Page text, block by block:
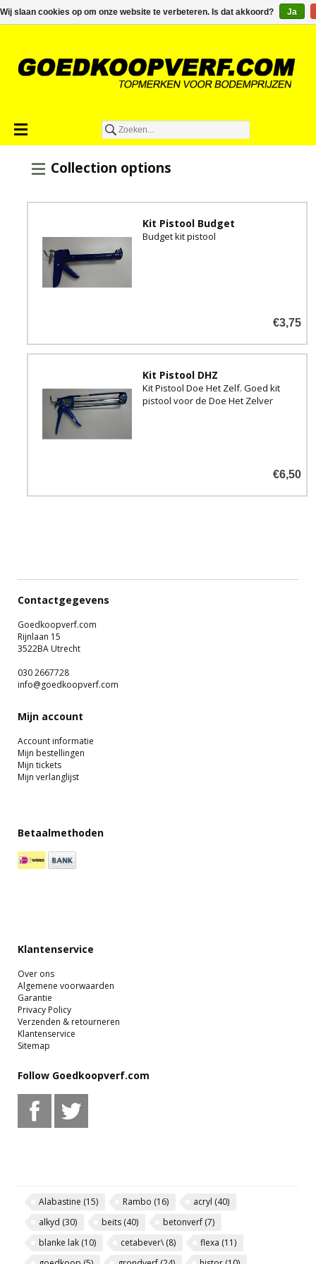
€0,00
Collection options
Kit Pistool Budget
Budget kit pistool
€3,75
Kit Pistool DHZ
Kit Pistool Doe Het Zelf. Goed kit
pistool voor de Doe Het Zelver
€6,50
Contactgegevens
Goedkoopverf.com
Rijnlaan 15
3522BA Utrecht
030 2667728
info@goedkoopverf.com
Mijn account
Account informatie
Mijn bestellingen
Mijn tickets
Mijn verlanglijst
Betaalmethoden
Klantenservice
Over ons
Algemene voorwaarden
Garantie
Privacy Policy
Verzenden & retourneren
Klantenservice
Sitemap
Follow Goedkoopverf.com
Alabastine (15) Rambo (16) acryl (40)
alkyd (30) beits (40) betonverf (7)
blanke lak (10) cetabever\(8) flexa (11)
Wij slaan cookies op om onze website te verbeteren. Is dat akkoord? Ja